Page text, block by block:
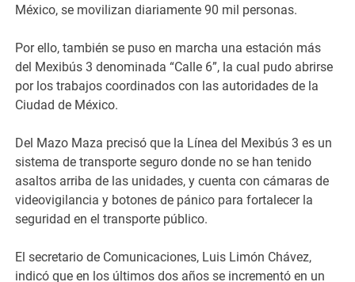
México, se movilizan diariamente 90 mil personas.
Por ello, también se puso en marcha una estación más
del Mexibús 3 denominada “Calle 6”, la cual pudo abrirse
por los trabajos coordinados con las autoridades de la
Ciudad de México.
Del Mazo Maza precisó que la Línea del Mexibús 3 es un
sistema de transporte seguro donde no se han tenido
asaltos arriba de las unidades, y cuenta con cámaras de
videovigilancia y botones de pánico para fortalecer la
seguridad en el transporte público.
El secretario de Comunicaciones, Luis Limón Chávez,
indicó que en los últimos dos años se incrementó en un